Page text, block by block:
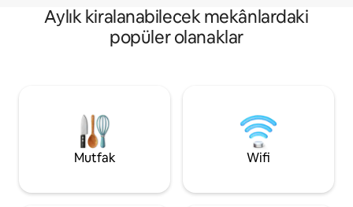
Aylık kiralanabilecek mekânlardaki
popüler olanaklar
Mutfak Wifi